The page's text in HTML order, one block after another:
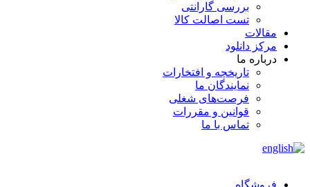
بررسی گارانتی
تست اصالت کالا
مقالات
مرکز دانلود
درباره ما
تاریخچه و افتخارات
نمایندگان ما
فرصت‌های شغلی
قوانین و مقررات
تماس با ما
فروشگاه